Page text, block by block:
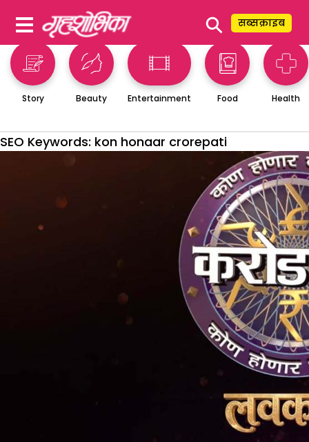
⚲ सब्सक्राइब
Story Beauty Entertainment Food Health
SEO Keywords: kon honaar crorepati